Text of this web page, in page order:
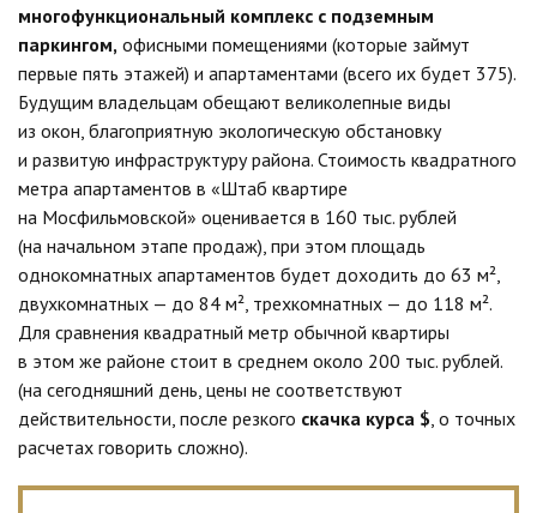
многофункциональный комплекс с подземным
паркингом, офисными помещениями (которые займут
первые пять этажей) и апартаментами (всего их будет 375).
Будущим владельцам обещают великолепные виды
из окон, благоприятную экологическую обстановку
и развитую инфраструктуру района. Стоимость квадратного
метра апартаментов в «Штаб квартире
на Мосфильмовской» оценивается в 160 тыс. рублей
(на начальном этапе продаж), при этом площадь
однокомнатных апартаментов будет доходить до 63 м²,
двухкомнатных — до 84 м², трехкомнатных — до 118 м².
Для сравнения квадратный метр обычной квартиры
в этом же районе стоит в среднем около 200 тыс. рублей.
(на сегодняшний день, цены не соответствуют
действительности, после резкого скачка курса $ , о точных
расчетах говорить сложно).